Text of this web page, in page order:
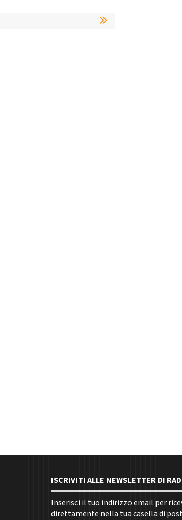
ISCRIVITI ALLE NEWSLETTER DI
Inserisci il tuo indirizzo email per
direttamente nella tua casella di